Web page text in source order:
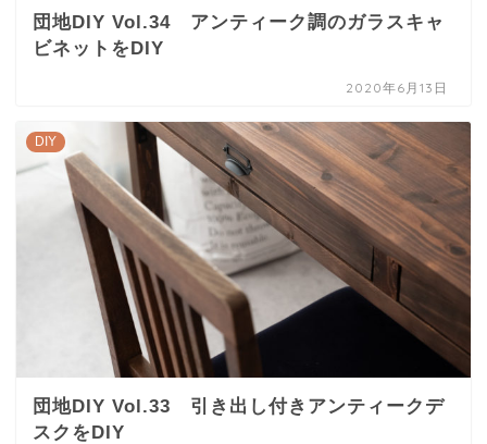
団地DIY Vol.34 アンティーク調のガラスキャ
ビネットをDIY
2020年6月13日
DIY
団地DIY Vol.33 引き出し付きアンティークデ
スクをDIY